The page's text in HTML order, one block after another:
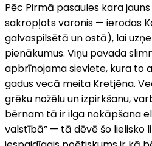
Pēc Pirmā pasaules kara
sakropļots varonis — ierodas
galvaspilsētā un ostā), lai
pienākumus. Viņu pavada
apbrīnojama sieviete, kura to
gadus vecā meita Kretjēna.
grēku nožēlu un izpirkšanu,
bērnam tā ir ilga nokāpšana
valstībā” — tā dēvē šo lielisko